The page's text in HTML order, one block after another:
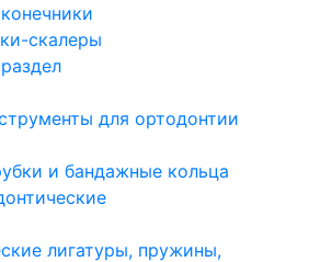
скалеры
для ортодонтии
и бандажные кольца
лигатуры, пружины,